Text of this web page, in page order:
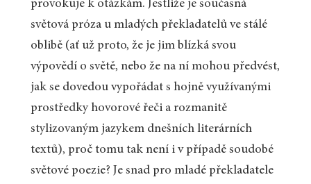
provokuje k otázkám. Jestliže je současná
světová próza u mladých překladatelů ve stálé
oblibě (ať už proto, že je jim blízká svou
výpovědí o světě, nebo že na ní mohou předvést,
jak se dovedou vypořádat s hojně využívanými
prostředky hovorové řeči a rozmanitě
stylizovaným jazykem dnešních literárních
textů), proč tomu tak není i v případě soudobé
světové poezie? Je snad pro mladé překladatele